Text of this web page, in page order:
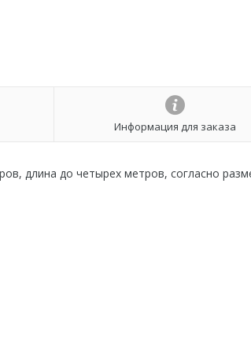
Информация для заказа
длина до четырех метров, согласно